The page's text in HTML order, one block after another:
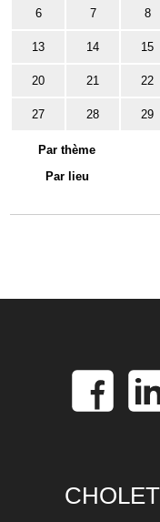
6 7 8
13 14 15
20 21 22
27 28 29
Par thème
Par lieu